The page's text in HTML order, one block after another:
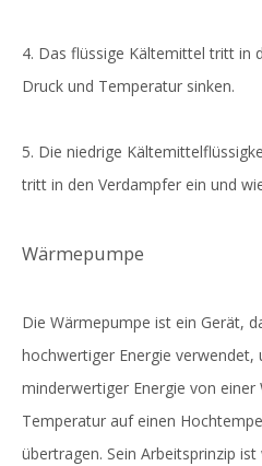
4. Das flüssige Kältemittel tritt in
Druck und Temperatur sinken.
5. Die niedrige
tritt in den Verdampfer ein und
Wärmepumpe
Die Wärmepumpe ist ein Gerät,
hochwertiger Energie
minderwertiger Energie von
Temperatur auf einen
übertragen. Sein Arbeitsprinzip